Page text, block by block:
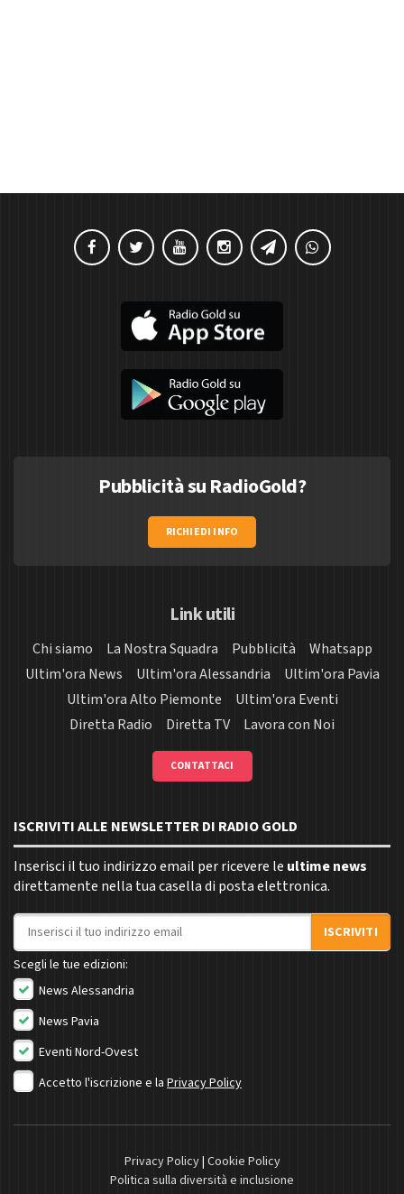
Pubblicità su RadioGold?
RICHIEDI INFO
Link utili
Chi siamo La Nostra Squadra Pubblicità
Whatsapp
Ultim'ora News
Ultim'ora Alessandria
Ultim'ora Pavia
Ultim'ora Alto Piemonte
Ultim'ora Eventi
Diretta Radio
Diretta TV Lavora con Noi
CONTATTACI
ISCRIVITI ALLE NEWSLETTER DI RADIO GOLD
Inserisci il tuo indirizzo email per ricevere le ultime news
direttamente nella tua casella di posta elettronica.
Indirizzo email
ISCRIVITI
Scegli le tue edizioni:
News Alessandria
News Pavia
Eventi Nord-Ovest
Accetto l'iscrizione e la Privacy Policy
Privacy Policy| Cookie Policy
Politica sulla diversità e inclusione